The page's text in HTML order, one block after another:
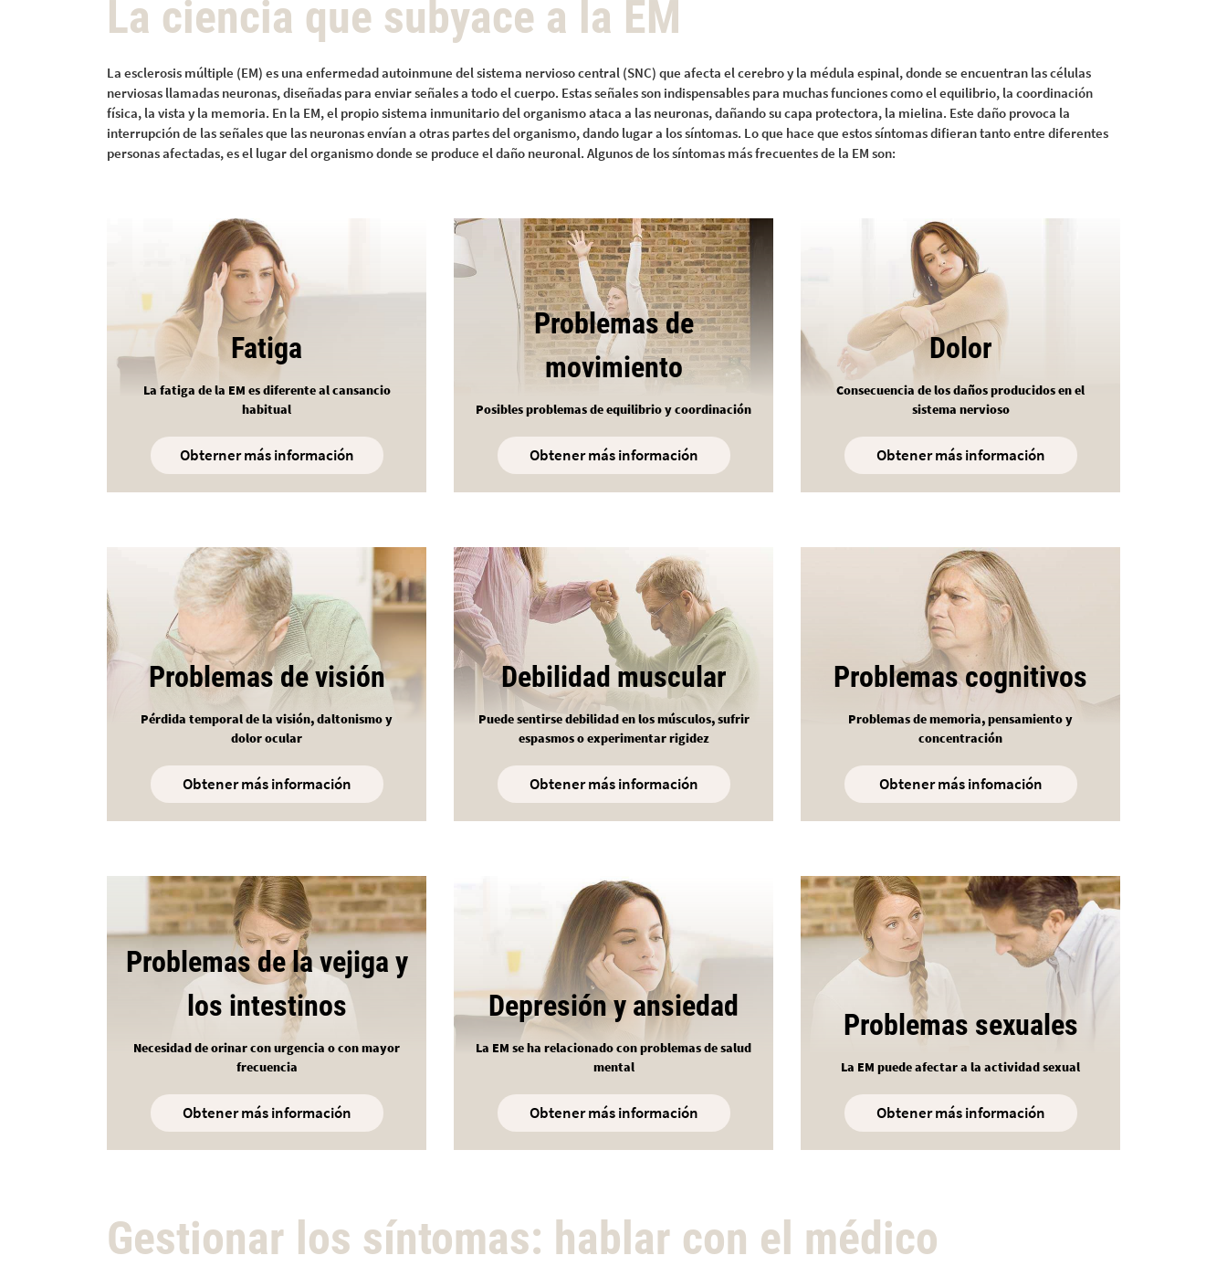
La ciencia que subyace a la EM
La esclerosis múltiple (EM) es una enfermedad autoinmune del sistema nervioso central (SNC) que afecta el cerebro y la médula espinal, donde se encuentran las células
nerviosas llamadas neuronas, diseñadas para enviar señales a todo el cuerpo. Estas señales son indispensables para muchas funciones como el equilibrio, la coordinación
física, la vista y la memoria. En la EM, el propio sistema inmunitario del organismo ataca a las neuronas, dañando su capa protectora, la mielina. Este daño provoca la
interrupción de las señales que las neuronas envían a otras partes del organismo, dando lugar a los síntomas. Lo que hace que estos síntomas difieran tanto entre diferentes
personas afectadas, es el lugar del organismo donde se produce el daño neuronal. Algunos de los síntomas más frecuentes de la EM son:
Fatiga
La fatiga de la EM es diferente al cansancio
habitual
Obterner más información
Problemas de
movimiento
Posibles problemas de equilibrio y coordinación
Obtener más información
Dolor
Consecuencia de los daños producidos en el
sistema nervioso
Obtener más información
Problemas de visión
Pérdida temporal de la visión, daltonismo y
dolor ocular
Obtener más información
Debilidad muscular
Puede sentirse debilidad en los músculos, sufrir
espasmos o experimentar rigidez
Obtener más información
Problemas cognitivos
Problemas de memoria, pensamiento y
concentración
Obtener más infomación
Problemas de la vejiga y
los intestinos
Necesidad de orinar con urgencia o con mayor
frecuencia
Obtener más información
Depresión y ansiedad
La EM se ha relacionado con problemas de salud
mental
Obtener más información
Problemas sexuales
La EM puede afectar a la actividad sexual
Obtener más información
Gestionar los síntomas: hablar con el médico